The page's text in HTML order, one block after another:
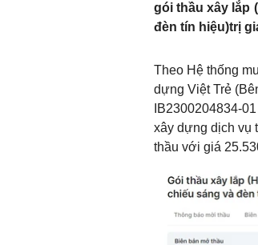
gói thầu xây lắp
đèn tín hiệu)trị
Theo Hệ thống
dựng Việt Trẻ
IB2300204834-
xây dựng dịch vụ
thầu với giá